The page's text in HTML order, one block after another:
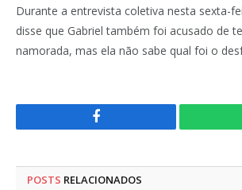
Durante a entrevista coletiva nesta sexta-
disse que Gabriel também foi acusado de
namorada, mas ela não sabe qual foi o
Facebook
POSTS RELACIONADOS